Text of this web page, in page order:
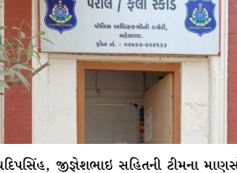
જીજ્ઞેશભાઇ સહિતની ટીમના